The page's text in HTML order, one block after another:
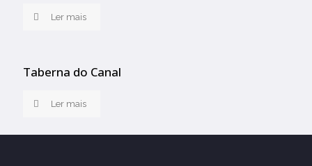
Ler mais
Taberna do Canal
Ler mais